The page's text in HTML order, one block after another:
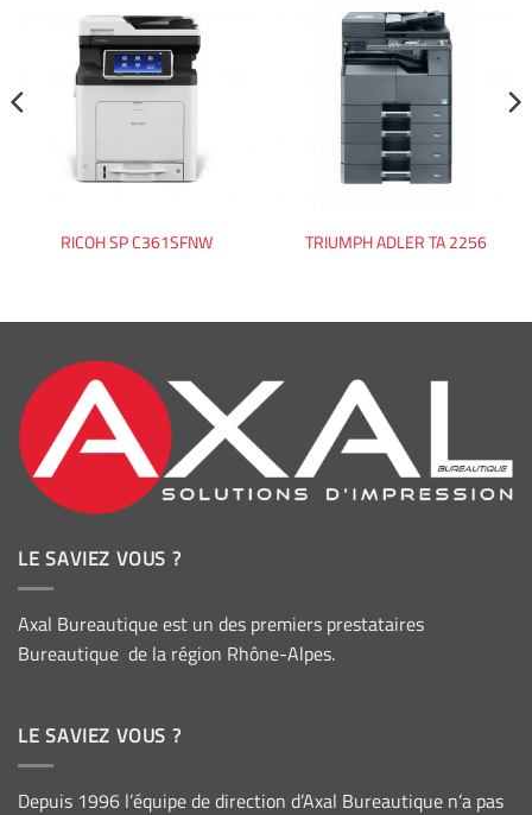
RICOH SP C361SFNW TRIUMPH ADLER TA 2256
LE SAVIEZ VOUS ?
Axal Bureautique est un des premiers prestataires
Bureautique de la région Rhône-Alpes.
LE SAVIEZ VOUS ?
Depuis 1996 l’équipe de direction d’Axal Bureautique n’a pas